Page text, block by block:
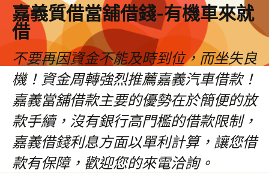
嘉義質借當舖借錢-有機車來就
借
不要再因資金不能及時到位，而坐失良
機！資金周轉強烈推薦嘉義汽車借款！
嘉義當舖借款主要的優勢在於簡便的放
款手續，沒有銀行高門檻的借款限制，
嘉義借錢利息方面以單利計算，讓您借
款有保障，歡迎您的來電洽詢。